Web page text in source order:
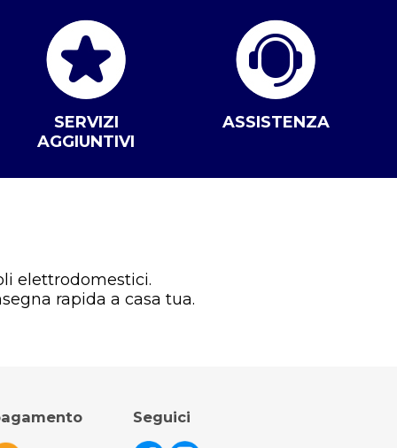
SERVIZI
AGGIUNTIVI
ASSISTENZA
elettrodomestici.
rapida a casa tua.
Seguici